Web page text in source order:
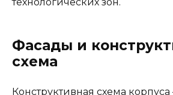
технологических зон.
Фасады и
схема
Конструктивная схема